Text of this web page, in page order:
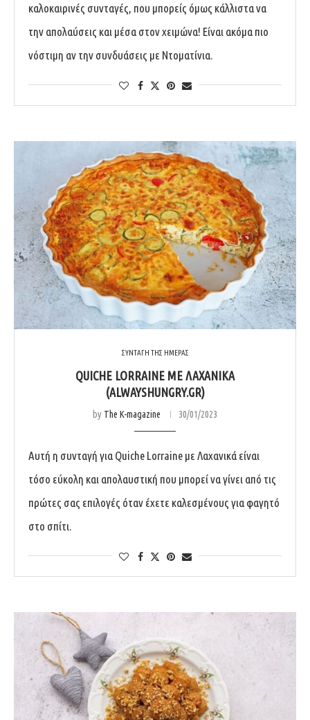
καλοκαιρινές συνταγές, που μπορείς όμως κάλλιστα να
την απολαύσεις και μέσα στον χειμώνα! Είναι ακόμα πιο
νόστιμη αν την συνδυάσεις με Ντοματίνια.
ΣΥΝΤΑΓΗ ΤΗΣ ΗΜΕΡΑΣ
QUICHE LORRAINE ΜΕ ΛΑΧΑΝΙΚΆ
(ALWAYSHUNGRY.GR)
by The K-magazine 30/01/2023
Αυτή η συνταγή για Quiche Lorraine με Λαχανικά είναι
τόσο εύκολη και απολαυστική που μπορεί να γίνει από τις
πρώτες σας επιλογές όταν έχετε καλεσμένους για φαγητό
στο σπίτι.